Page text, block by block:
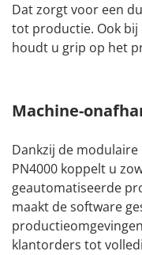
Dat zorgt voor een
tot productie. Ook
houdt u grip op het
Machine-
Dankzij de
PN4000 koppelt u
geautomatiseerde
maakt de software
klantorders tot